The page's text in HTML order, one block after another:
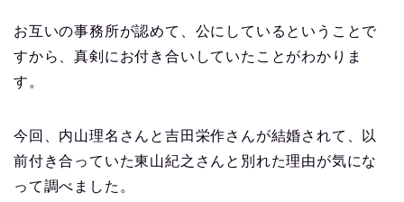
お互いの事務所が認めて、公にしているということで
すから、真剣にお付き合いしていたことがわかりま
す。
今回、内山理名さんと吉田栄作さんが結婚されて、以
前付き合っていた東山紀之さんと別れた理由が気にな
って調べました。